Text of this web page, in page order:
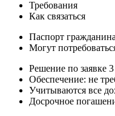
Требования
Как связаться
Паспорт
Могут
Решение по заявке
Обеспечение: не
Учитываются все
Досрочное